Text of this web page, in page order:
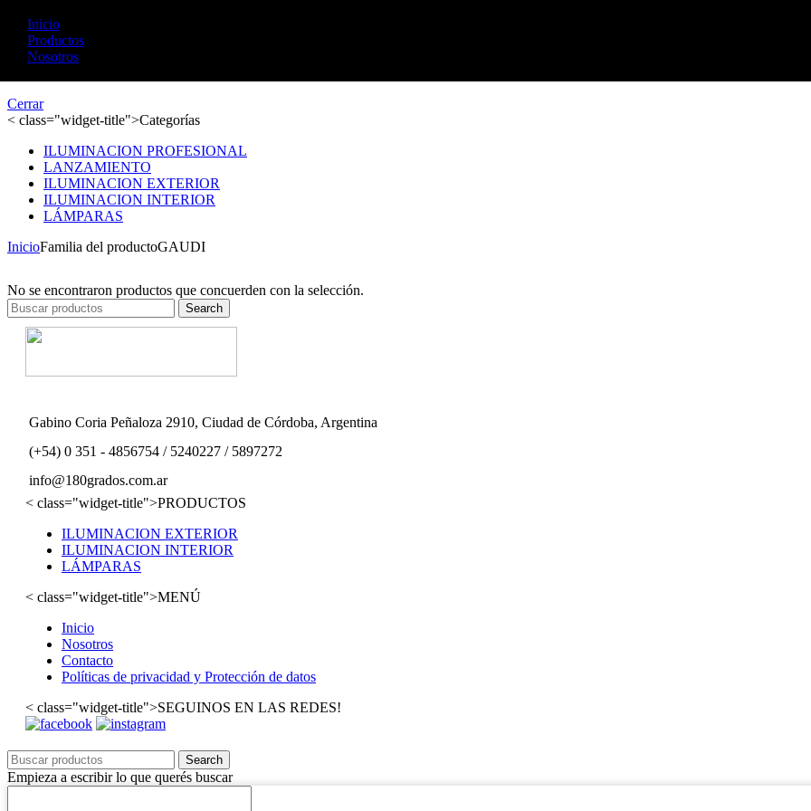
Inicio
Productos
Nosotros
GAUDI
Cerrar
< class="widget-title">Categorías
ILUMINACION PROFESIONAL
LANZAMIENTO
ILUMINACION EXTERIOR
ILUMINACION INTERIOR
LÁMPARAS
InicioFamilia del productoGAUDI
No se encontraron productos que concuerden con la selección.
Search
Gabino Coria Peñaloza 2910, Ciudad de Córdoba, Argentina
(+54) 0 351 - 4856754 / 5240227 / 5897272
info@180grados.com.ar
< class="widget-title">PRODUCTOS
ILUMINACION EXTERIOR
ILUMINACION INTERIOR
LÁMPARAS
< class="widget-title">MENÚ
Inicio
Nosotros
Contacto
Políticas de privacidad y Protección de datos
< class="widget-title">SEGUINOS EN LAS REDES!
Search
Empieza a escribir lo que querés buscar